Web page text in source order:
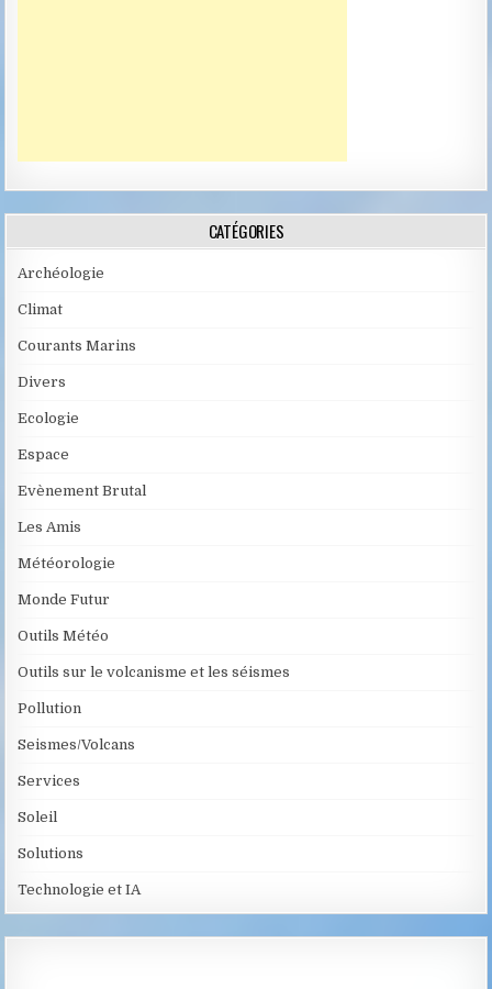
CATÉGORIES
Archéologie
Climat
Courants Marins
Divers
Ecologie
Espace
Evènement Brutal
Les Amis
Météorologie
Monde Futur
Outils Météo
Outils sur le volcanisme et les séismes
Pollution
Seismes/Volcans
Services
Soleil
Solutions
Technologie et IA